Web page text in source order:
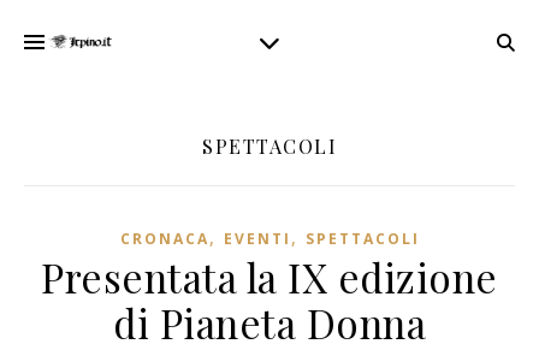
SPETTACOLI
CRONACA, EVENTI , SPETTACOLI
Presentata la IX edizione
di Pianeta Donna